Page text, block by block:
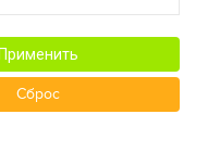
Применить
Сброс